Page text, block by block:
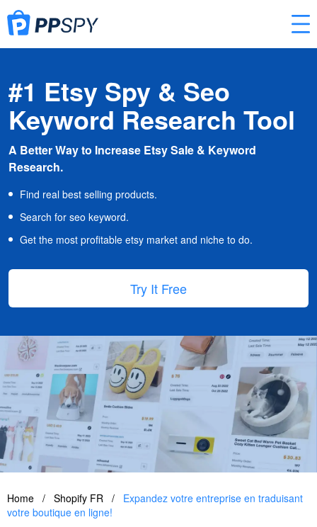
#1 Etsy Spy & Seo
Keyword Research Tool
A Better Way to Increase Etsy Sale & Keyword
Research.
Find real best selling products.
Search for seo keyword.
Get the most profitable etsy market and niche to do.
Try It Free
Home / Shopify FR /
Expandez votre entreprise en traduisant
votre boutique en ligne!